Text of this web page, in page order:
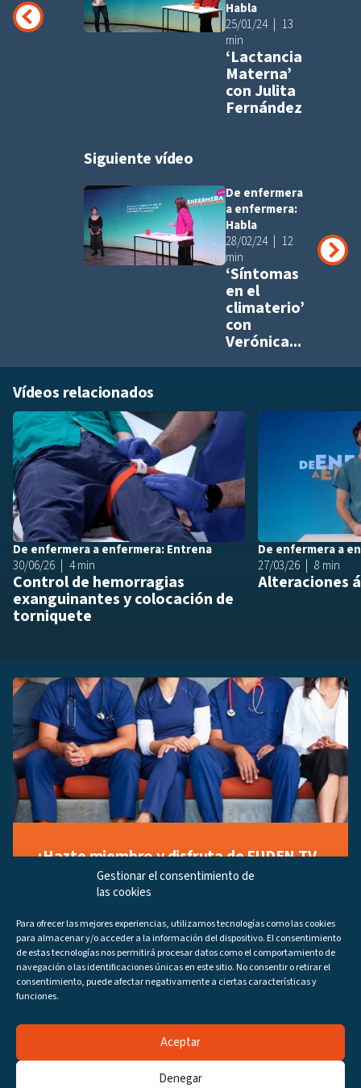
Gestionar el consentimiento de
las cookies
Para ofrecer las mejores experiencias, utilizamos tecnologías como las cookies
para almacenar y/o acceder a la información del dispositivo. El consentimiento
de estas tecnologías nos permitirá procesar datos como el comportamiento de
navegación o las identificaciones únicas en este sitio. No consentir o retirar el
consentimiento, puede afectar negativamente a ciertas características y
funciones.
Aceptar
Denegar
Habla
25/01/24
13
min
‘Lactancia
Materna’
con Julita
Fernández
Siguiente vídeo
Añadir a
De enfermera
a enfermera:
Habla
28/02/24
12
min
‘Síntomas
en el
climaterio’
con
Verónica...
Vídeos relacionados
Añadir a
De enfermera a enfermera: Entrena
30/06/26
4 min
Control de hemorragias
exanguinantes y colocación de
torniquete
De enfermera a
27/03/26
8 min
Alteraciones
¡Hazte miembro y disfruta de FUDEN TV
a tu manera!
Regístrate ahora gratuitamente y marca tus videos
los últimos programas disponibles.
Regístrate ahora
Canales Programas DIRECTO